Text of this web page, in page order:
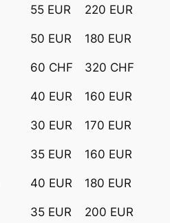
55 EUR 220 EUR
50 EUR 180 EUR
60 CHF 320 CHF
40 EUR 160 EUR
30 EUR 170 EUR
35 EUR 160 EUR
40 EUR 180 EUR
35 EUR 200 EUR